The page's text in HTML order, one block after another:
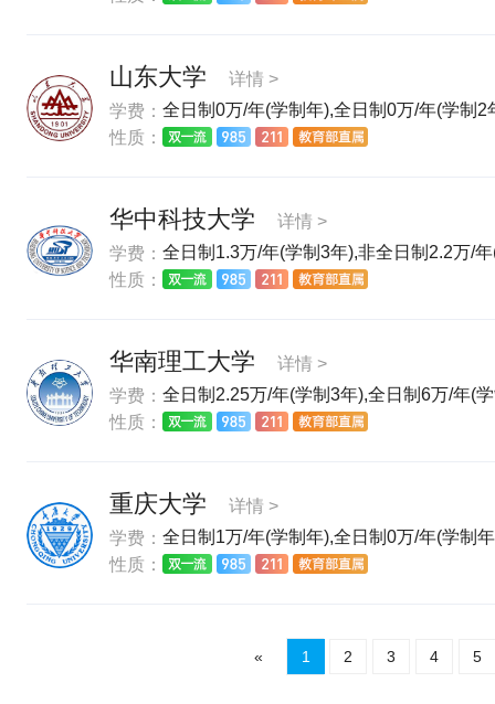
山东大学
详情 >
学费： 全日制0万/年(学制年),全日制0万/年(学制
性质：
华中科技大学
详情 >
学费： 全日制1.3万/年(学制3年),非全日制2.2万/
性质：
华南理工大学
详情 >
学费： 全日制2.25万/年(学制3年),全日制6万/年(
性质：
重庆大学
详情 >
学费： 全日制1万/年(学制年),全日制0万/年(学制
性质：
« 1 2 3 4 5